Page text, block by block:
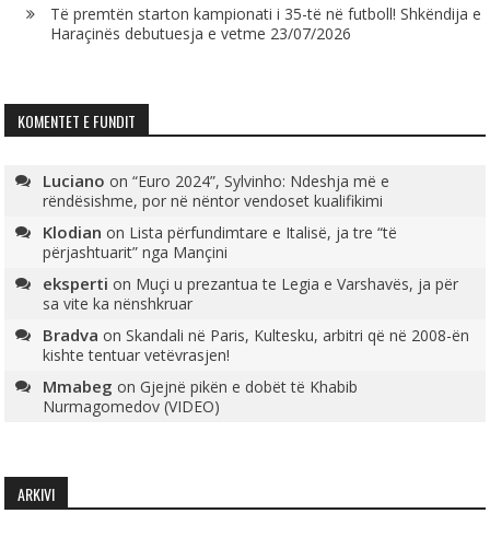
Të premtën starton kampionati i 35-të në futboll! Shkëndija e
Haraçinës debutuesja e vetme 23/07/2026
KOMENTET E FUNDIT
Luciano on“Euro 2024”, Sylvinho: Ndeshja më e
rëndësishme, por në nëntor vendoset kualifikimi
Klodian on Lista përfundimtare e Italisë, ja tre “të
përjashtuarit” nga Mançini
eksperti on Muçi u prezantua te Legia e Varshavës, ja për
sa vite ka nënshkruar
Bradva onSkandali në Paris, Kultesku, arbitri që në 2008-ën
kishte tentuar vetëvrasjen!
Mmabeg onGjejnë pikën e dobët të Khabib
Nurmagomedov (VIDEO)
ARKIVI